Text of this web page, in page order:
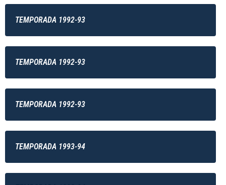
TEMPORADA 1992-93
TEMPORADA 1992-93
TEMPORADA 1992-93
TEMPORADA 1993-94